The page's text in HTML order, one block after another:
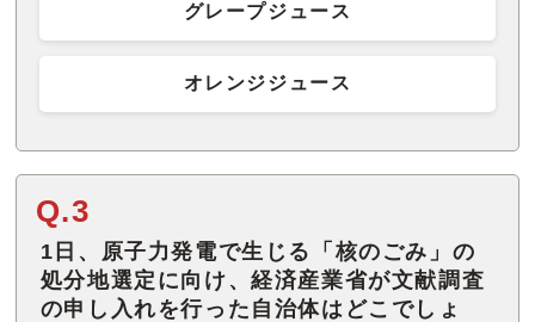
グレープジュース
オレンジジュース
Q.3
1日、原子力発電で生じる「核のごみ」の
処分地選定に向け、経済産業省が文献調査
の申し入れを行った自治体はどこでしょ